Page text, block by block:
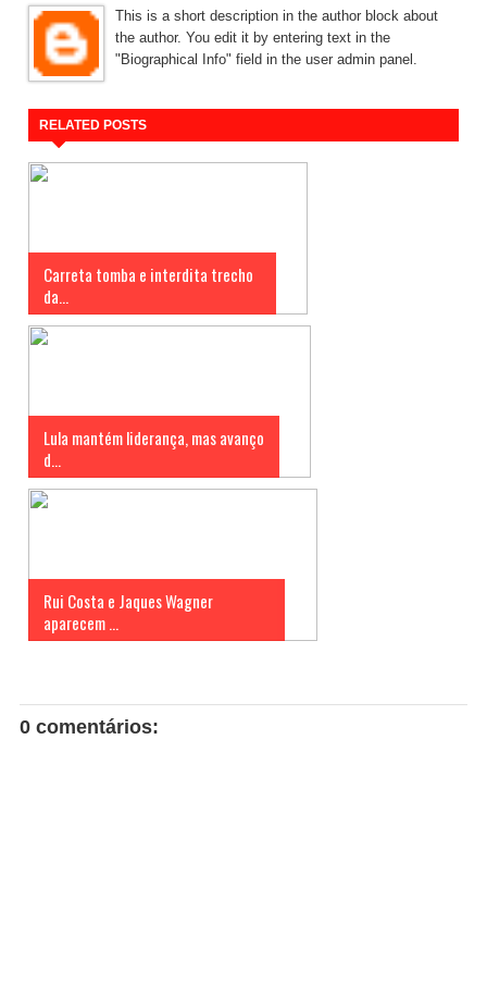
This is a short description in the author block about
the author. You edit it by entering text in the
"Biographical Info" field in the user admin panel.
RELATED POSTS
Carreta tomba e interdita trecho
da...
Lula mantém liderança, mas avanço
d...
Rui Costa e Jaques Wagner
aparecem ...
0 comentários: